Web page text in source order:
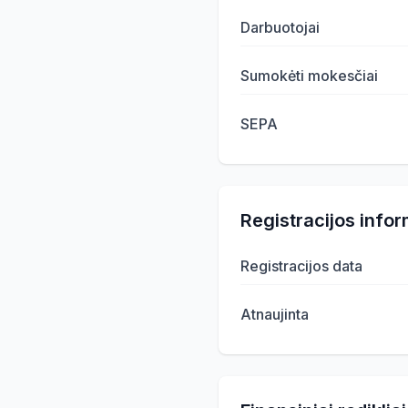
Darbuotojai
Sumokėti mokesčiai
SEPA
Registracijos
Registracijos data
Atnaujinta